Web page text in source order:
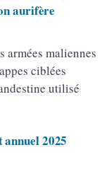
aurifère
armées maliennes
ciblées
utilisé
2025